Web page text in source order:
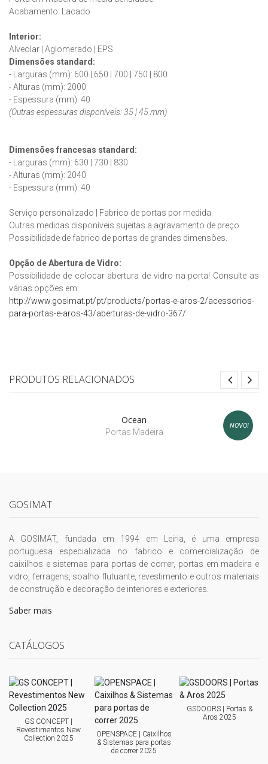
Acabamento: Lacado
Interior:
Alveolar | Aglomerado | EPS
Dimensões standard:
- Larguras (mm): 600 | 650 | 700 | 750 | 800
- Alturas (mm): 2000
- Espessura (mm): 40
(Outras espessuras disponíveis: 35 | 45 mm)
Dimensões francesas standard:
- Larguras (mm): 630 | 730 | 830
- Alturas (mm): 2040
- Espessura (mm): 40
Serviço personalizado | Fabrico de portas por medida.
Outras medidas disponíveis sujeitas a agravamento de preço.
Possibilidade de fabrico de portas de grandes dimensões.
Opção de Abertura de Vidro:
Possibilidade de colocar abertura de vidro na porta! Consulte as
várias opções em:
http://www.gosimat.pt/pt/products/portas-e-aros-2/acessorios-
para-portas-e-aros-43/aberturas-de-vidro-367/
PRODUTOS RELACIONADOS
NOVO!
Ocean
Portas Madeira
GOSIMAT
A GOSIMAT, fundada em 1994 em Leiria, é uma empresa
portuguesa especializada no fabrico e comercialização de
caixilhos e sistemas para portas de correr, portas em madeira e
vidro, ferragens, soalho flutuante, revestimento e outros materiais
de construção e decoração de interiores e exteriores.
Saber mais
CATÁLOGOS
GS CONCEPT |
Revestimentos New
Collection 2025
OPENSPACE | Caixilhos
& Sistemas para portas
de correr 2025
GSDOORS | Portas &
Aros 2025